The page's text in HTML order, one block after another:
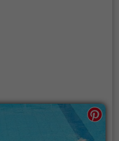
Griesheim hat für
ob du nur ein